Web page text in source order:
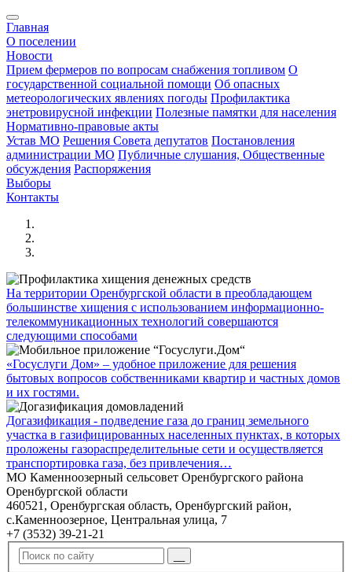
Главная
О поселении
Новости
Прием фермеров по вопросам снабжения топливом О
государственной социальной помощи Об опасных
метеорологических явлениях погоды Профилактика
энетровирусной инфекции Полезные памятки для населения
Нормативно-правовые акты
Устав МО Решения Совета депутатов Постановления
администрации МО Публичные слушания, Общественные
обсуждения Распоряжения
Выборы
Контакты
На территории Оренбургской области в преобладающем
большинстве хищения с использованием информационно-
телекоммуникационных технологий совершаются
следующими способами
«Госуслуги Дом» – удобное приложение для решения
бытовых вопросов собственниками квартир и частных домов
и их гостями.
Догазификация - подведение газа до границ земельного
участка в газифицированных населенных пунктах, в которых
проложены газораспределительные сети и осуществляется
транспортировка газа, без привлечения…
МО Каменноозерный сельсовет Оренбургского района
Оренбургской области
460521, Оренбургская область, Оренбургский район,
с.Каменноозерное, Центральная улица, 7
+7 (3532) 39-21-21